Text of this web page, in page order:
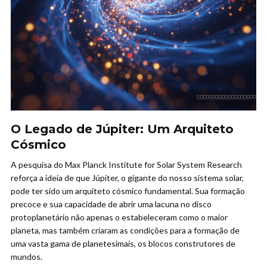
O Legado de Júpiter: Um Arquiteto
Cósmico
A pesquisa do Max Planck Institute for Solar System Research
reforça a ideia de que Júpiter, o gigante do nosso sistema solar,
pode ter sido um arquiteto cósmico fundamental. Sua formação
precoce e sua capacidade de abrir uma lacuna no disco
protoplanetário não apenas o estabeleceram como o maior
planeta, mas também criaram as condições para a formação de
uma vasta gama de planetesimais, os blocos construtores de
mundos.